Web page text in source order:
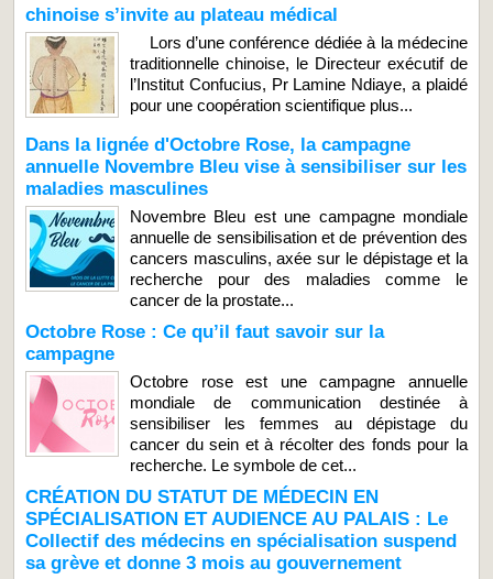
chinoise s’invite au plateau médical
Lors d’une conférence dédiée à la médecine
traditionnelle chinoise, le Directeur exécutif de
l’Institut Confucius, Pr Lamine Ndiaye, a plaidé
pour une coopération scientifique plus...
Dans la lignée d'Octobre Rose, la campagne
annuelle Novembre Bleu vise à sensibiliser sur les
maladies masculines
Novembre Bleu est une campagne mondiale
annuelle de sensibilisation et de prévention des
cancers masculins, axée sur le dépistage et la
recherche pour des maladies comme le
cancer de la prostate...
Octobre Rose : Ce qu’il faut savoir sur la
campagne
Octobre rose est une campagne annuelle
mondiale de communication destinée à
sensibiliser les femmes au dépistage du
cancer du sein et à récolter des fonds pour la
recherche. Le symbole de cet...
CRÉATION DU STATUT DE MÉDECIN EN
SPÉCIALISATION ET AUDIENCE AU PALAIS : Le
Collectif des médecins en spécialisation suspend
sa grève et donne 3 mois au gouvernement